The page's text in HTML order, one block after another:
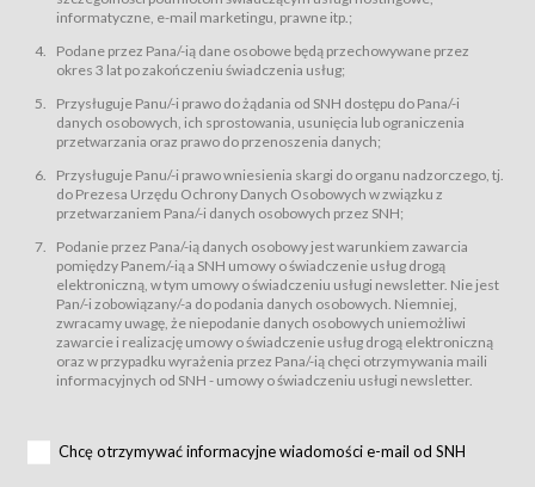
usługę przeglądania i odczytywania przez Usługobiorców materiałów
zamieszczanych w Serwisie,
usługę utrzymywania konta użytkownika w Serwisie,
usługę newsletter,
usługę zawierania na odległość umów nabycia Karnetów i Biletów,
usługę zawierania na odległość umów sprzedaży w Sklepie.
dnia 18 lipca 2002 r. o świadczeniu usług drogą elektroniczną (Dz.U. z 2002
r., Nr 144, poz. 1204, z późń. zm.). Usługi świadczone są nieodpłatnie.
Na zasadach określonych w Regulaminie dostęp do Serwisu jest otwarty dla
Usługobiorca przed rozpoczęciem korzystania z Serwisu jest zobowiązany
zapoznać się z Regulaminem. Założenie konta w Serwisie oraz zamówienie
usługi newsletter za pośrednictwem przeznaczonego do tego formularza
zamieszczonego na stronach Serwisu dostępnych dla wszystkich
Usługobiorców wymaga akceptacji postanowień Regulaminu.
Usługobiorca zobowiązany jest do przestrzegania postanowień Regulaminu
od chwili rozpoczęcia korzystania z Serwisu.
Regulamin jest udostępniony Usługobiorcom nieodpłatnie za
Warunki techniczne korzystania z Usług
informatyczne, e-mail marketingu, prawne itp.;
Podane przez Pana/-ią dane osobowe będą przechowywane przez
okres 3 lat po zakończeniu świadczenia usług;
Przysługuje Panu/-i prawo do żądania od SNH dostępu do Pana/-i
danych osobowych, ich sprostowania, usunięcia lub ograniczenia
przetwarzania oraz prawo do przenoszenia danych;
Przysługuje Panu/-i prawo wniesienia skargi do organu nadzorczego, tj.
do Prezesa Urzędu Ochrony Danych Osobowych w związku z
przetwarzaniem Pana/-i danych osobowych przez SNH;
Podanie przez Pana/-ią danych osobowy jest warunkiem zawarcia
pomiędzy Panem/-ią a SNH umowy o świadczenie usług drogą
elektroniczną, w tym umowy o świadczeniu usługi newsletter. Nie jest
Pan/-i zobowiązany/-a do podania danych osobowych. Niemniej,
zwracamy uwagę, że niepodanie danych osobowych uniemożliwi
zawarcie i realizację umowy o świadczenie usług drogą elektroniczną
oraz w przypadku wyrażenia przez Pana/-ią chęci otrzymywania maili
informacyjnych od SNH - umowy o świadczeniu usługi newsletter.
Chcę otrzymywać informacyjne wiadomości e-mail od SNH